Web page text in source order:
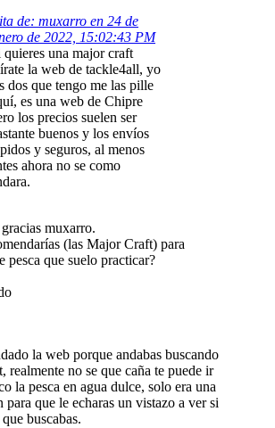
de: muxarro en 24 de
de 2022, 15:02:43 PM
quieres una major craft
la web de tackle4all, yo
dos que tengo me las pille
es una web de Chipre
los precios suelen ser
buenos y los envíos
y seguros, al menos
ahora no se como
muxarro.
(las Major Craft) para
pesca que suelo practicar?
la web porque andabas buscando
realmente no se que caña te puede ir
la pesca en agua dulce, solo era una
para que le echaras un vistazo a ver si
buscabas.